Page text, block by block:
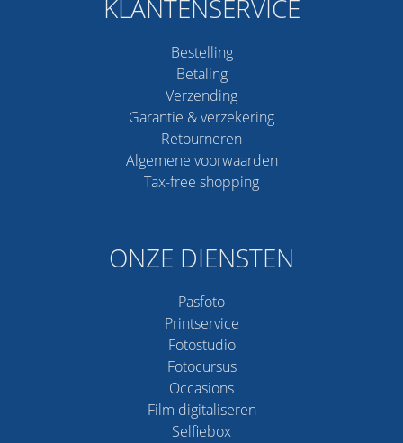
KLANTENSERVICE
Bestelling
Betaling
Verzending
Garantie & verzekering
Retourneren
Algemene voorwaarden
Tax-free shopping
ONZE DIENSTEN
Pasfoto
Printservice
Fotostudio
Fotocursus
Occasions
Film digitaliseren
Selfiebox